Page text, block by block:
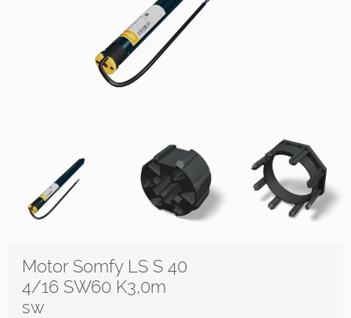
Motor Somfy LS S 40
4/16 SW60 K3,0m
sw